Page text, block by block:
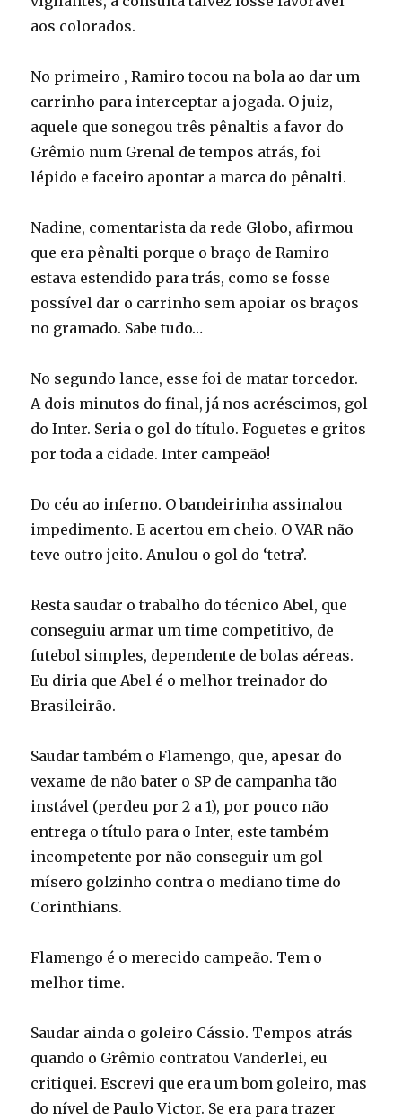
aos colorados.
No primeiro , Ramiro tocou na bola ao dar um
carrinho para interceptar a jogada. O juiz,
aquele que sonegou três pênaltis a favor do
Grêmio num Grenal de tempos atrás, foi
lépido e faceiro apontar a marca do pênalti.
Nadine, comentarista da rede Globo, afirmou
que era pênalti porque o braço de Ramiro
estava estendido para trás, como se fosse
possível dar o carrinho sem apoiar os braços
no gramado. Sabe tudo…
No segundo lance, esse foi de matar torcedor.
A dois minutos do final, já nos acréscimos, gol
do Inter. Seria o gol do título. Foguetes e gritos
por toda a cidade. Inter campeão!
Do céu ao inferno. O bandeirinha assinalou
impedimento. E acertou em cheio. O VAR não
teve outro jeito. Anulou o gol do ‘tetra’.
Resta saudar o trabalho do técnico Abel, que
conseguiu armar um time competitivo, de
futebol simples, dependente de bolas aéreas.
Eu diria que Abel é o melhor treinador do
Brasileirão.
Saudar também o Flamengo, que, apesar do
vexame de não bater o SP de campanha tão
instável (perdeu por 2 a 1), por pouco não
entrega o título para o Inter, este também
incompetente por não conseguir um gol
mísero golzinho contra o mediano time do
Corinthians.
Flamengo é o merecido campeão. Tem o
melhor time.
Saudar ainda o goleiro Cássio. Tempos atrás
quando o Grêmio contratou Vanderlei, eu
critiquei. Escrevi que era um bom goleiro, mas
do nível de Paulo Victor. Se era para trazer